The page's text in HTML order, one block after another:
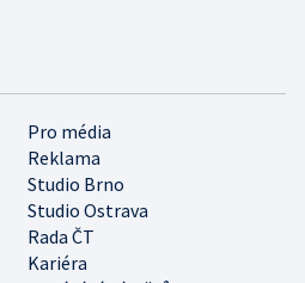
Pro média
Reklama
Studio Brno
Studio Ostrava
Rada ČT
Kariéra